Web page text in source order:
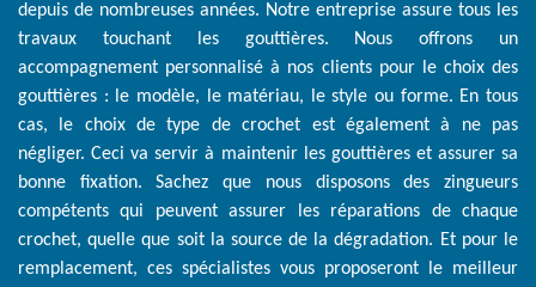
depuis de nombreuses années. Notre entreprise assure tous les
travaux touchant les gouttières. Nous offrons un
accompagnement personnalisé à nos clients pour le choix des
gouttières : le modèle, le matériau, le style ou forme. En tous
cas, le choix de type de crochet est également à ne pas
négliger. Ceci va servir à maintenir les gouttières et assurer sa
bonne fixation. Sachez que nous disposons des zingueurs
compétents qui peuvent assurer les réparations de chaque
crochet, quelle que soit la source de la dégradation. Et pour le
remplacement, ces spécialistes vous proposeront le meilleur